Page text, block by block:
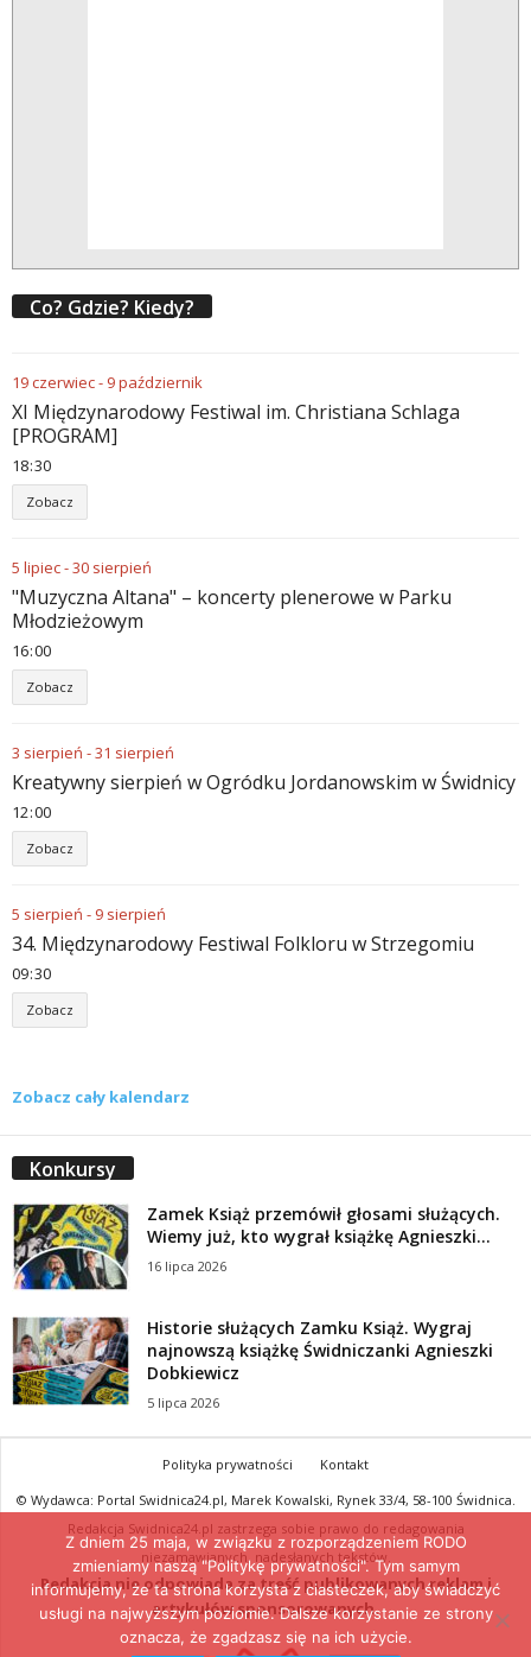
Co? Gdzie? Kiedy?
19czerwiec- 9październik
XI Międzynarodowy Festiwal im. Christiana Schlaga
[PROGRAM]
18 30
Zobacz
5 lipiec-30 sierpień
"Muzyczna Altana" – koncerty plenerowe w Parku
Młodzieżowym
16 00
Zobacz
3 sierpień -31 sierpień
Kreatywny sierpień w Ogródku Jordanowskim w Świdnicy
12 00
Zobacz
5 sierpień - 9 sierpień
34. Międzynarodowy Festiwal Folkloru w Strzegomiu
09 30
Zobacz
Zobacz cały kalendarz
Konkursy
Zamek Książ przemówił głosami służących.
Wiemy już, kto wygrał książkę Agnieszki...
16 lipca 2026
Historie służących Zamku Książ. Wygraj
najnowszą książkę Świdniczanki Agnieszki
Dobkiewicz
5 lipca 2026
Polityka prywatności
Kontakt
© Wydawca: Portal Swidnica24.pl, Marek Kowalski, Rynek 33/4, 58-100 Świdnica.
Redakcja Swidnica24.pl zastrzega sobie prawo do redagowania
niezamawianych, nadesłanych tekstów.
Redakcja nie odpowiada za treść publikowanych reklam i
artykułów sponsorowanych.
Z dniem 25 maja, w związku z rozporządzeniem RODO
zmieniamy naszą "Politykę prywatności". Tym samym
informujemy, że ta strona korzysta z ciasteczek, aby świadczyć
usługi na najwyższym poziomie. Dalsze korzystanie ze strony
oznacza, że zgadzasz się na ich użycie.